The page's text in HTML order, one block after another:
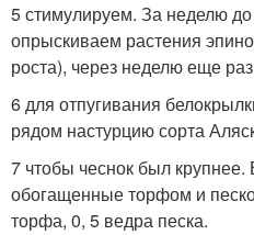
5 стимулируем. За неделю
опрыскиваем растения
роста), через неделю еще
6 для отпугивания
рядом настурцию сорта
7 чтобы чеснок был
обогащенные торфом и
торфа, 0, 5 ведра песка.